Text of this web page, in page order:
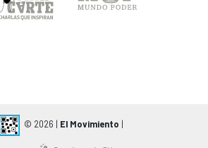
© 2026 | El Movimiento |